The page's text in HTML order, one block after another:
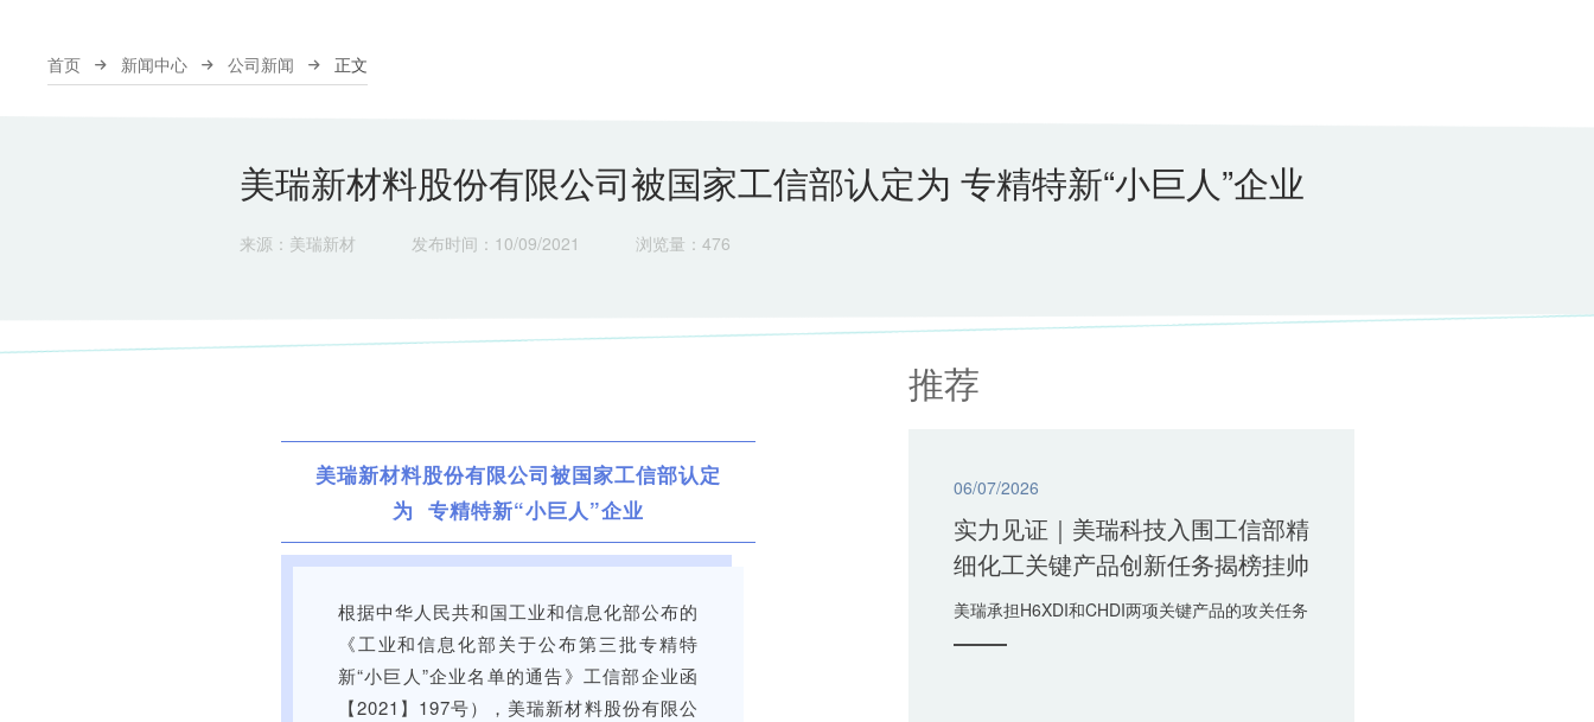
首页 新闻中心 公司新闻 正文
美瑞新材料股份有限公司被国家工信部认定为 专精特新“小巨人”企业
来源：美瑞新材 发布时间：10/09/2021 浏览量： 476
美瑞新材料股份有限公司被国家工信部认定
为 专精特新“小巨人”企业
根据中华人民共和国工业和信息化部公布的
《工业和信息化部关于公布第三批专精特
新“小巨人”企业名单的通告》工信部企业函
【2021】197号），美瑞新材料股份有限公
推荐
06/07/2026
实力见证｜美瑞科技入围工信部精
细化工关键产品创新任务揭榜挂帅
美瑞承担H6XDI和CHDI两项关键产品的攻关任务